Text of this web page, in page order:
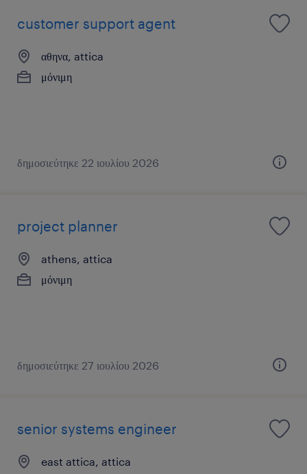
customer support agent
αθηνα, attica
μόνιμη
δημοσιεύτηκε 22 ιουλίου 2026
project planner
athens, attica
μόνιμη
δημοσιεύτηκε 27 ιουλίου 2026
senior systems engineer
east attica, attica